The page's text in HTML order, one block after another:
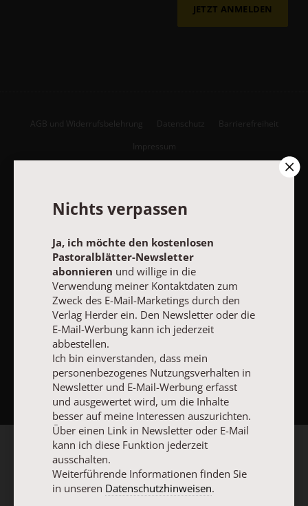
JETZT ANMELDEN
AGB und Widerrufsbelehrung Datenschutz Barrierefreiheit
Impressum
NACH OBEN
Nichts verpassen
Ja, ich möchte den kostenlosen
Pastoralblätter-Newsletter
abonnieren und willige in die
Verwendung meiner Kontaktdaten zum
Zweck des E-Mail-Marketings durch den
Verlag Herder ein. Den Newsletter oder die
E-Mail-Werbung kann ich jederzeit
abbestellen.
Ich bin einverstanden, dass mein
personenbezogenes Nutzungsverhalten in
Newsletter und E-Mail-Werbung erfasst
und ausgewertet wird, um die Inhalte
besser auf meine Interessen auszurichten.
Über einen Link in Newsletter oder E-Mail
kann ich diese Funktion jederzeit
ausschalten.
Weiterführende Informationen finden Sie
in unseren Datenschutzhinweisen.